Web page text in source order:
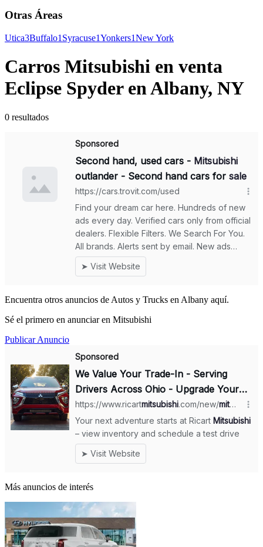
Otras Áreas
Utica3Buffalo1 Syracuse1Yonkers1New York
Carros Mitsubishi en venta
Eclipse Spyder en Albany, NY
0 resultados
Encuentra otros anuncios de Autos y Trucks en Albany aquí.
Sé el primero en anunciar en Mitsubishi
Publicar Anuncio
Más anuncios de interés